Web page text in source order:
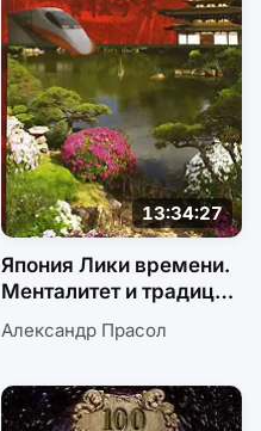
13:34:27
Япония Лики времени.
Менталитет и традиции
в современном
интерьере.
Александр Прасол